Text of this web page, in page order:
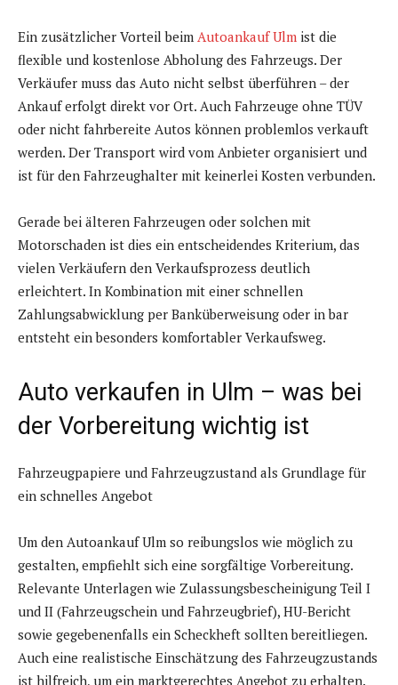
Ein zusätzlicher Vorteil beim Autoankauf Ulm ist die
flexible und kostenlose Abholung des Fahrzeugs. Der
Verkäufer muss das Auto nicht selbst überführen – der
Ankauf erfolgt direkt vor Ort. Auch Fahrzeuge ohne TÜV
oder nicht fahrbereite Autos können problemlos verkauft
werden. Der Transport wird vom Anbieter organisiert und
ist für den Fahrzeughalter mit keinerlei Kosten verbunden.
Gerade bei älteren Fahrzeugen oder solchen mit
Motorschaden ist dies ein entscheidendes Kriterium, das
vielen Verkäufern den Verkaufsprozess deutlich
erleichtert. In Kombination mit einer schnellen
Zahlungsabwicklung per Banküberweisung oder in bar
entsteht ein besonders komfortabler Verkaufsweg.
Auto verkaufen in Ulm – was bei
der Vorbereitung wichtig ist
Fahrzeugpapiere und Fahrzeugzustand als Grundlage für
ein schnelles Angebot
Um den Autoankauf Ulm so reibungslos wie möglich zu
gestalten, empfiehlt sich eine sorgfältige Vorbereitung.
Relevante Unterlagen wie Zulassungsbescheinigung Teil I
und II (Fahrzeugschein und Fahrzeugbrief), HU-Bericht
sowie gegebenenfalls ein Scheckheft sollten bereitliegen.
Auch eine realistische Einschätzung des Fahrzeugzustands
ist hilfreich, um ein marktgerechtes Angebot zu erhalten.